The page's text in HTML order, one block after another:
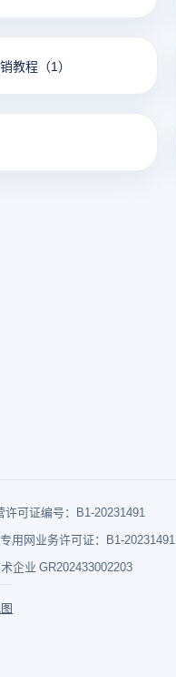
教程 （1）
可证编号：B1-20231491
用网业务许可证：B1-20231491
企业 GR202433002203